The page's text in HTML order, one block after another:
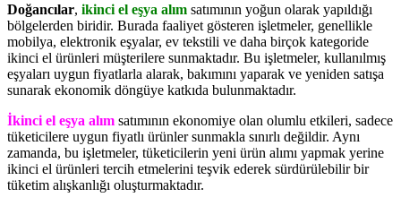
Doğancılar, ikinci el eşya alım satımının yoğun olarak yapıldığı
bölgelerden biridir. Burada faaliyet gösteren işletmeler, genellikle
mobilya, elektronik eşyalar, ev tekstili ve daha birçok kategoride
ikinci el ürünleri müşterilere sunmaktadır. Bu işletmeler, kullanılmış
eşyaları uygun fiyatlarla alarak, bakımını yaparak ve yeniden satışa
sunarak ekonomik döngüye katkıda bulunmaktadır.
İkinci el eşya alım satımının ekonomiye olan olumlu etkileri, sadece
tüketicilere uygun fiyatlı ürünler sunmakla sınırlı değildir. Aynı
zamanda, bu işletmeler, tüketicilerin yeni ürün alımı yapmak yerine
ikinci el ürünleri tercih etmelerini teşvik ederek sürdürülebilir bir
tüketim alışkanlığı oluşturmaktadır.